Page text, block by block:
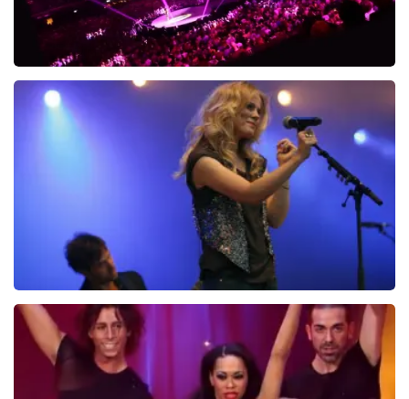
Holland Zingt Hazes
reviews
Ilse DeLange
274+
BEKIJKEN